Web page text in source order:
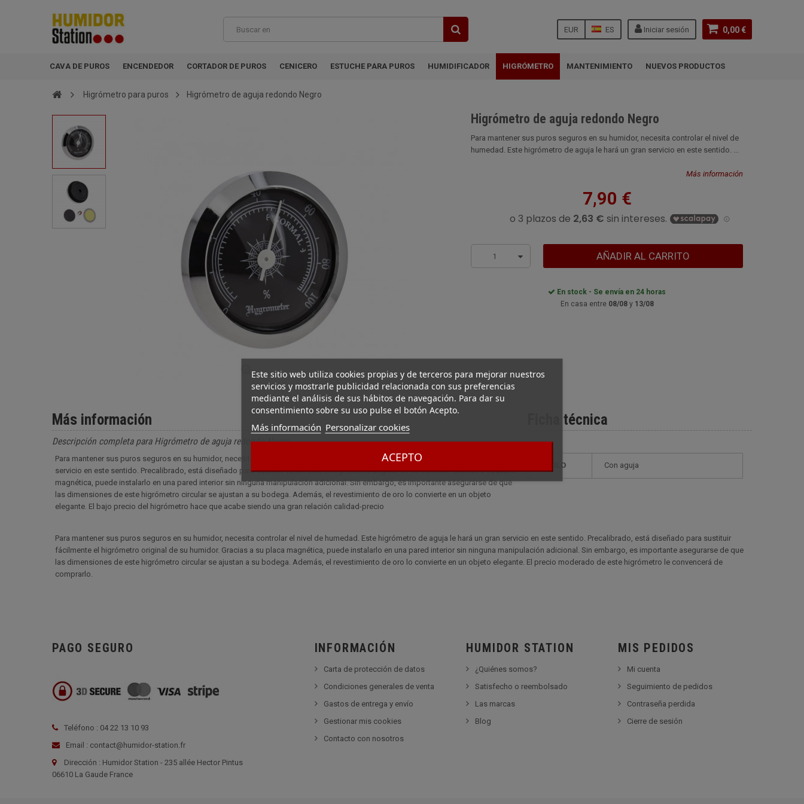
0,00 €
Iniciar sesión
ES
EUR
CAVA DE PUROS ENCENDEDOR CORTADOR DE PUROS CENICERO ESTUCHE PARA PUROS HUMIDIFICADOR HIGRÓMETRO MANTENIMIENTO NUEVOS PRODUCTOS
Este sitio web utiliza cookies propias y de terceros para mejorar nuestros
servicios y mostrarle publicidad relacionada con sus preferencias
mediante el análisis de sus hábitos de navegación. Para dar su
consentimiento sobre su uso pulse el botón Acepto.
Más información Personalizar cookies
ACEPTO
Higrómetro para puros Higrómetro de aguja redondo Negro
Higrómetro de aguja redondo Negro
Para mantener sus puros seguros en su humidor, necesita controlar el nivel de
humedad. Este higrómetro de aguja le hará un gran servicio en este sentido. ...
Más información
7,90 €
1 AÑADIR AL CARRITO
En stock - Se envía en 24 horas
En casa entre 08/08y 13/08
Ficha técnica
ESTILO con aguja
Más información
Descripción completa para Higrómetro de aguja redondo Negro
Para mantener sus puros seguros en su humidor, necesita controlar el nivel de humedad. Este higrómetro de aguja le hará un gran
servicio en este sentido. Precalibrado, está diseñado para sustituir fácilmente el higrómetro original de su humidor. Gracias a su placa
magnética, puede instalarlo en una pared interior sin ninguna manipulación adicional. Sin embargo, es importante asegurarse de que
las dimensiones de este higrómetro circular se ajustan a su bodega. Además, el revestimiento de oro lo convierte en un objeto
elegante. El bajo precio del higrómetro hace que acabe siendo una gran relación calidad-precio
Para mantener sus puros seguros en su humidor, necesita controlar el nivel de humedad. Este higrómetro de aguja le hará un gran servicio en este sentido. Precalibrado, está diseñado para sustituir
fácilmente el higrómetro original de su humidor. Gracias a su placa magnética, puede instalarlo en una pared interior sin ninguna manipulación adicional. Sin embargo, es importante asegurarse de que
las dimensiones de este higrómetro circular se ajustan a su bodega. Además, el revestimiento de oro lo convierte en un objeto elegante. El precio moderado de este higrómetro le convencerá de
comprarlo.
PAGO SEGURO
Teléfono : 04 22 13 10 93
Email : contact@humidor-station.fr
Dirección : Humidor Station - 235 allée Hector Pintus
06610 La Gaude France
INFORMACIÓN
Carta de protección de datos
Condiciones generales de venta
Gastos de entrega y envío
Gestionar mis cookies
Contacto con nosotros
HUMIDOR STATION
¿Quiénes somos?
Satisfecho o reembolsado
Las marcas
Blog
MIS PEDIDOS
Mi cuenta
Seguimiento de pedidos
Contraseña perdida
Cierre de sesión